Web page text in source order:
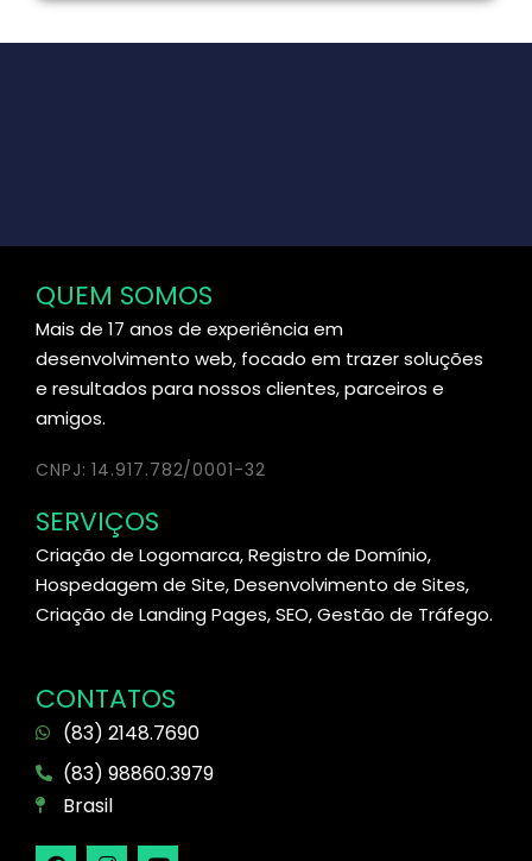
QUEM SOMOS
Mais de 17 anos de experiência em
desenvolvimento web, focado em trazer soluções
e resultados para nossos clientes, parceiros e
amigos.
CNPJ: 14.917.782/0001-32
SERVIÇOS
Criação de Logomarca, Registro de Domínio,
Hospedagem de Site, Desenvolvimento de Sites,
Criação de Landing Pages, SEO, Gestão de Tráfego.
CONTATOS
(83) 2148.7690
(83) 98860.3979
Brasil